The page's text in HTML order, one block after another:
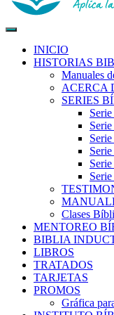
INICIO
HISTORIAS
Manuales
ACERCA
SERIES
Clases
MENTOREO
BIBLIA
LIBROS
TRATADOS
TARJETAS
PROMOS
Gráfica